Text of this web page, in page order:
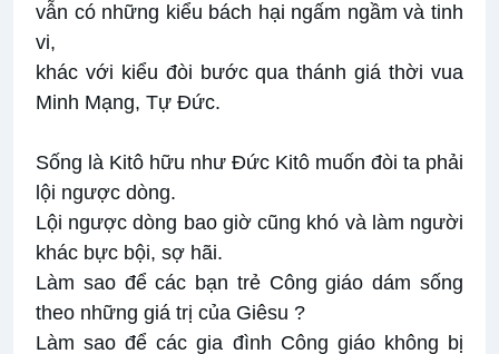
vẫn có những kiểu bách hại ngấm ngầm và tinh
vi,
khác với kiểu đòi bước qua thánh giá thời vua
Minh Mạng, Tự Đức.
Sống là Kitô hữu như Đức Kitô muốn đòi ta phải
lội ngược dòng.
Lội ngược dòng bao giờ cũng khó và làm người
khác bực bội, sợ hãi.
Làm sao để các bạn trẻ Công giáo dám sống
theo những giá trị của Giêsu ?
Làm sao để các gia đình Công giáo không bị